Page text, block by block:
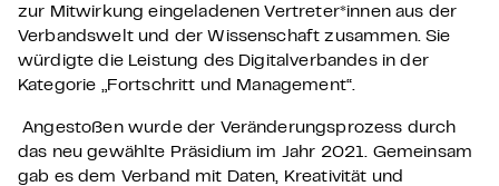
zur Mitwirkung eingeladenen Vertreter*innen aus der
Verbandswelt und der Wissenschaft zusammen. Sie
würdigte die Leistung des Digitalverbandes in der
Kategorie „Fortschritt und Management“.
Angestoßen wurde der Veränderungsprozess durch
das neu gewählte Präsidium im Jahr 2021. Gemeinsam
gab es dem Verband mit Daten, Kreativität und